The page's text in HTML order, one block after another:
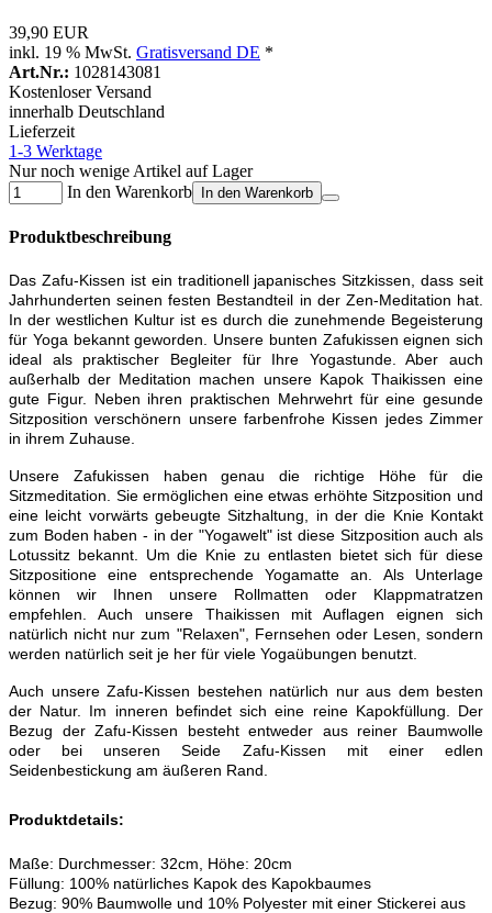
39,90 EUR
inkl. 19 % MwSt. Gratisversand DE *
Art.Nr.: 1028143081
Kostenloser Versand
innerhalb Deutschland
Lieferzeit
1-3 Werktage
Nur noch wenige Artikel auf Lager
In den Warenkorb
In den Warenkorb
Produktbeschreibung
Das Zafu-Kissen ist ein traditionell japanisches Sitzkissen, dass seit
Jahrhunderten seinen festen Bestandteil in der Zen-Meditation hat.
In der westlichen Kultur ist es durch die zunehmende Begeisterung
für Yoga bekannt geworden. Unsere bunten Zafukissen eignen sich
ideal als praktischer Begleiter für Ihre Yogastunde. Aber auch
außerhalb der Meditation machen unsere Kapok Thaikissen eine
gute Figur. Neben ihren praktischen Mehrwehrt für eine gesunde
Sitzposition verschönern unsere farbenfrohe Kissen jedes Zimmer
in ihrem Zuhause.
Unsere Zafukissen haben genau die richtige Höhe für die
Sitzmeditation. Sie ermöglichen eine etwas erhöhte Sitzposition und
eine leicht vorwärts gebeugte Sitzhaltung, in der die Knie Kontakt
zum Boden haben - in der "Yogawelt" ist diese Sitzposition auch als
Lotussitz bekannt. Um die Knie zu entlasten bietet sich für diese
Sitzpositione eine entsprechende Yogamatte an. Als Unterlage
können wir Ihnen unsere Rollmatten oder Klappmatratzen
empfehlen. Auch unsere Thaikissen mit Auflagen eignen sich
natürlich nicht nur zum "Relaxen", Fernsehen oder Lesen, sondern
werden natürlich seit je her für viele Yogaübungen benutzt.
Auch unsere Zafu-Kissen bestehen natürlich nur aus dem besten
der Natur. Im inneren befindet sich eine reine Kapokfüllung. Der
Bezug der Zafu-Kissen besteht entweder aus reiner Baumwolle
oder bei unseren Seide Zafu-Kissen mit einer edlen
Seidenbestickung am äußeren Rand.
Produktdetails:
Maße: Durchmesser: 32cm, Höhe: 20cm
Füllung: 100% natürliches Kapok des Kapokbaumes
Bezug: 90% Baumwolle und 10% Polyester mit einer Stickerei aus